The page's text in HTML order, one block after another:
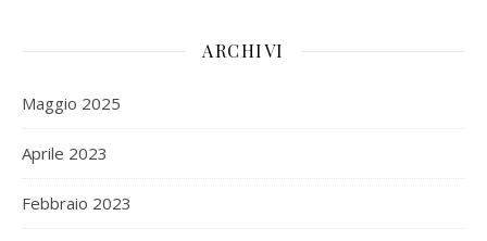
ARCHIVI
Maggio 2025
Aprile 2023
Febbraio 2023